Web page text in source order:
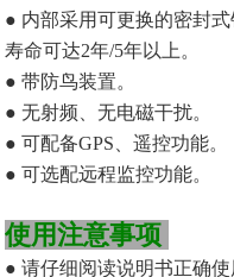
● 内部采用可更换的密封
寿命可达2年/5年以上。
● 带防鸟装置。
● 无射频、无电磁干扰。
● 可配备GPS、遥控功能。
● 可选配远程监控功能。
使用注意事项
● 请仔细阅读说明书正确使